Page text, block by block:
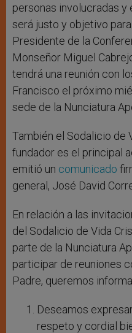
personas involucradas
será justo y objetivo
Presidente de la
Monseñor Miguel
tendrá una reunión con
Francisco el próximo
sede de la Nunciatura
También el Sodalicio de
fundador es el principal
emitió un comunicado
general, José David
En relación a las
del Sodalicio de Vida
parte de la Nunciatura
participar de reuniones
Padre, queremos
Deseamos
respeto y cordial